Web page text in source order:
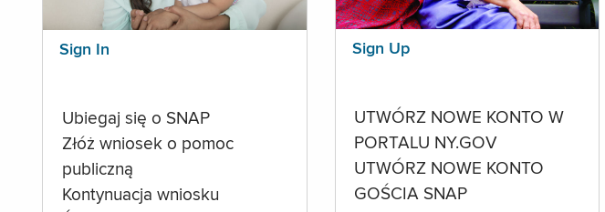
Sign In
Ubiegaj się o SNAP
Złóż wniosek o pomoc
publiczną
Kontynuacja wniosku
Sign Up
UTWÓRZ NOWE KONTO W
PORTALU NY.GOV
UTWÓRZ NOWE KONTO
GOŚCIA SNAP